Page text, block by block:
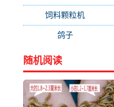
饲料颗粒机
鸽子(108)
随机阅读